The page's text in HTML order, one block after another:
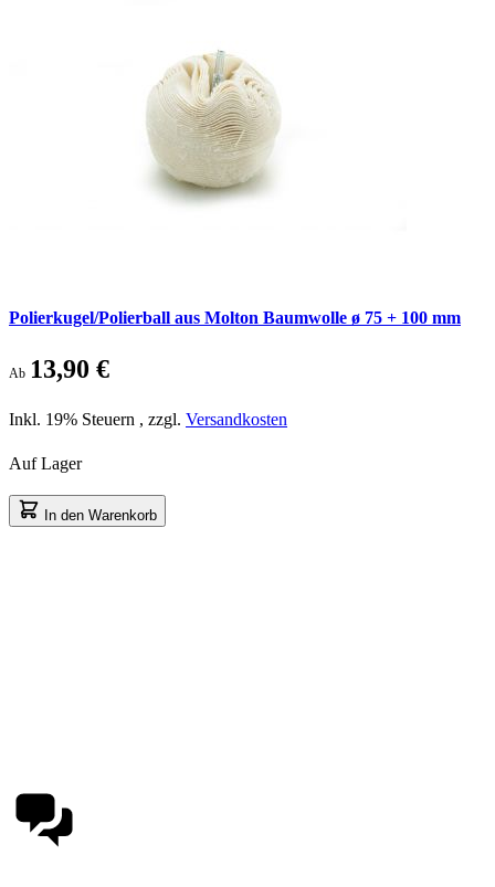
Polierkugel/Polierball aus Molton Baumwolle ø 75 + 100 mm
Ab 13,90 €
Inkl. 19% Steuern , zzgl. Versandkosten
Auf Lager
In den Warenkorb